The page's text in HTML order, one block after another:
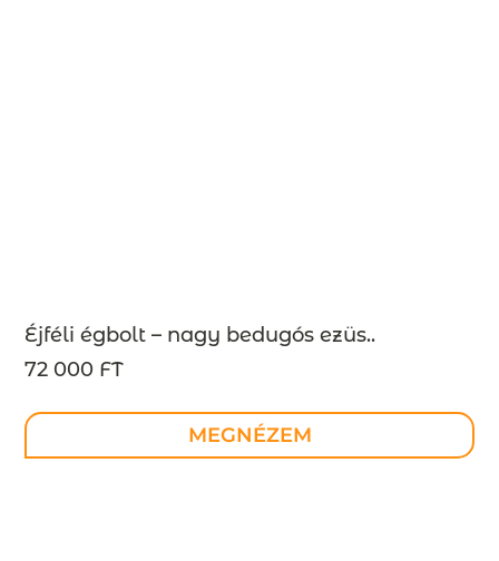
Éjféli égbolt – nagy bedugós ezüs..
72 000 FT
MEGNÉZEM